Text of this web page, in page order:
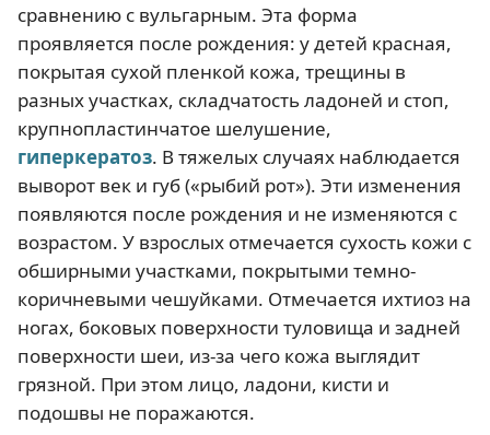
сравнению с вульгарным. Эта форма
проявляется после рождения: у детей красная,
покрытая сухой пленкой кожа, трещины в
разных участках, складчатость ладоней и стоп,
крупнопластинчатое шелушение,
гиперкератоз. В тяжелых случаях наблюдается
выворот век и губ («рыбий рот»). Эти изменения
появляются после рождения и не изменяются с
возрастом. У взрослых отмечается сухость кожи с
обширными участками, покрытыми темно-
коричневыми чешуйками. Отмечается ихтиоз на
ногах, боковых поверхности туловища и задней
поверхности шеи, из-за чего кожа выглядит
грязной. При этом лицо, ладони, кисти и
подошвы не поражаются.